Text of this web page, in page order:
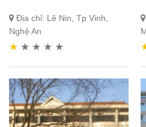
Địa chỉ: Lê Nin, Tp Vinh,
Nghệ An
★ ★ ★ ★ ★